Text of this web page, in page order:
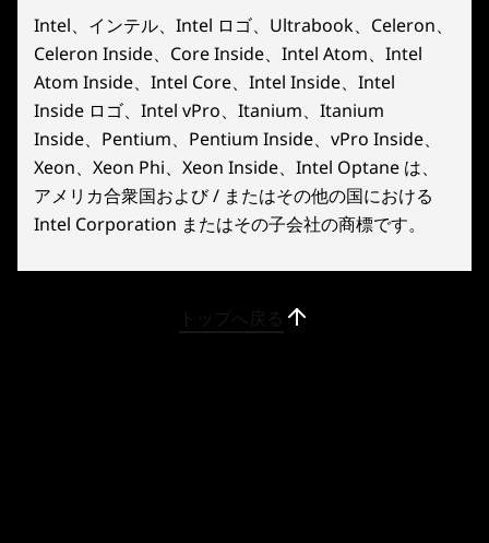
Passを体験しよう
注記:
*カスタマイズによる選択
**構成により異なります
12-RJ-45
13-DisplayPort
※画像は実物と若干異なる可能性があります。
Intel、インテル、Intel ロゴ、Ultrabook、Celeron、
Celeron Inside、Core Inside、Intel Atom、Intel
Atom Inside、Intel Core、Intel Inside、Intel
Inside ロゴ、Intel vPro、Itanium、Itanium
Inside、Pentium、Pentium Inside、vPro Inside、
Xeon、Xeon Phi、Xeon Inside、Intel Optane は、
アメリカ合衆国および / またはその他の国における
Intel Corporation またはその子会社の商標です。